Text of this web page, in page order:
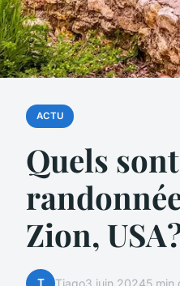
ACTU
Quels
Zion,
T